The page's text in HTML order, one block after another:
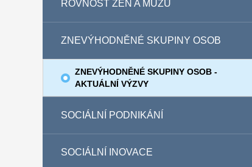
ROVNOST ŽEN A MUŽŮ
ZNEVÝHODNĚNÉ SKUPINY OSOB
ZNEVÝHODNĚNÉ SKUPINY OSOB -
AKTUÁLNÍ VÝZVY
SOCIÁLNÍ PODNIKÁNÍ
SOCIÁLNÍ INOVACE